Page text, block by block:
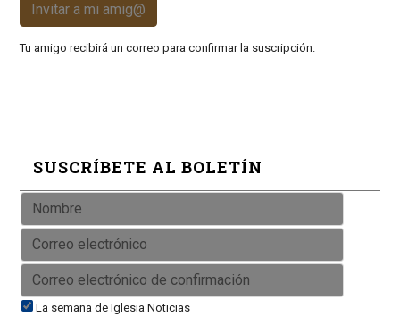
Invitar a mi amig@
Tu amigo recibirá un correo para confirmar la suscripción.
SUSCRÍBETE AL BOLETÍN
La semana de Iglesia Noticias